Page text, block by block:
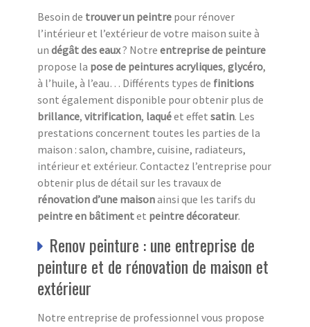
Besoin de trouver un peintre pour rénover
l’intérieur et l’extérieur de votre maison suite à
un dégâtdes eaux? Notre entreprise de peinture
propose la pose de peintures acryliques, glycéro,
à l’huile, à l’eau… Différents types de finitions
sont également disponible pour obtenir plus de
brillance, vitrification, laquéet effet satin. Les
prestations concernent toutes les parties de la
maison : salon, chambre, cuisine, radiateurs,
intérieur et extérieur. Contactez l’entreprise pour
obtenir plus de détail sur les travaux de
rénovation d’une maisonainsi que les tarifs du
peintre en bâtimentet peintre décorateur.
Renov peinture : une entreprise de
peinture et de rénovation de maison et
extérieur
Notre entreprise de professionnel vous propose